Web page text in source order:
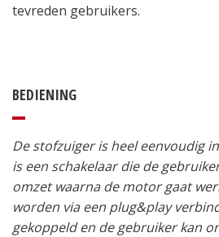
tevreden gebruikers.
BEDIENING
De stofzuiger is heel eenvoudig
is een schakelaar die de
omzet waarna de motor gaat
worden via een plug&play
gekoppeld en de gebruiker kan